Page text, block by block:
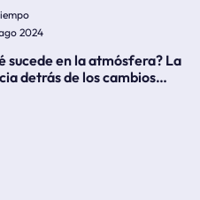
2024
sucede en la atmósfera? La
detrás de los cambios